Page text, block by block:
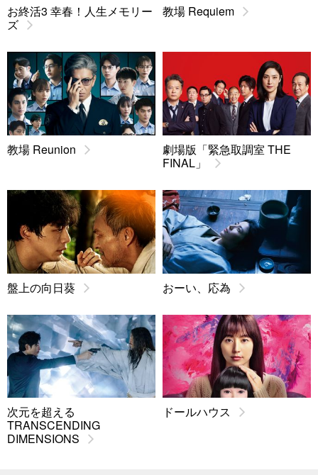
お終活3 幸春！人生メモリー
ズ
教場 Requiem
教場 Reunion
劇場版「緊急取調室 THE
FINAL」
盤上の向日葵 おーい、応為
次元を超える
TRANSCENDING
DIMENSIONS
ドールハウス